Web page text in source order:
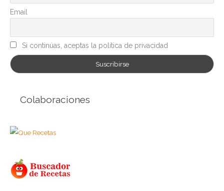
a
s
Email
Si continúas, aceptas la política de privacidad
Colaboraciones